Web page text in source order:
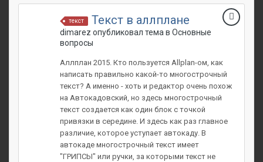
текст Текст в аллплане
dimarez опубликовал тема в Основные
вопросы
Аллплан 2015. Кто пользуется Allplan-ом, как
написать правильно какой-то многострочный
текст? А именно - хоть и редактор очень похож
на Автокадовский, но здесь многострочный
текст создается как один блок с точкой
привязки в середине. И здесь как раз главное
различие, которое уступает автокаду. В
автокаде многострочный текст имеет
"ГРИПСЫ" или ручки, за которыми текст не